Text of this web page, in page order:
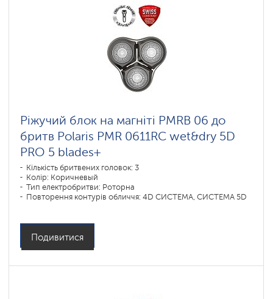
Ріжучий блок на магніті PMRB 06 до
бритв Polaris PMR 0611RC wet&dry 5D
PRO 5 blades+
Кількість бритвених головок: 3
Колір: Коричневый
Тип електробритви: Роторна
Повторення контурів обличчя: 4D СИСТЕМА, СИСТЕМА 5D
Подивитися